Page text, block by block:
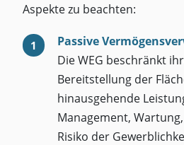
Aspekte zu beachten:
Passive
Die WEG beschränkt
Bereitstellung der
hinausgehende
Management,
Risiko der